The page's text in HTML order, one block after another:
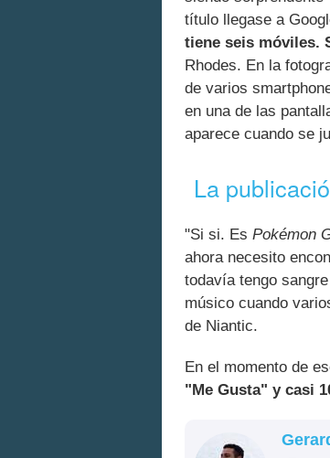
título llegase a
tiene seis móviles.
Rhodes. En la
de varios
en una de las
aparece cuando se
La
"Si si. Es Pokémon
ahora necesito
todavía tengo
músico cuando
de Niantic.
En el momento de
"Me Gusta" y casi